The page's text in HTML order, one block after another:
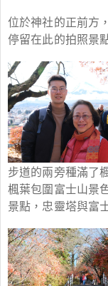
位於神社的正前方
停留在此的拍照景
步道的兩旁種滿了
楓葉包圍富士山景
景點，忠靈塔與富